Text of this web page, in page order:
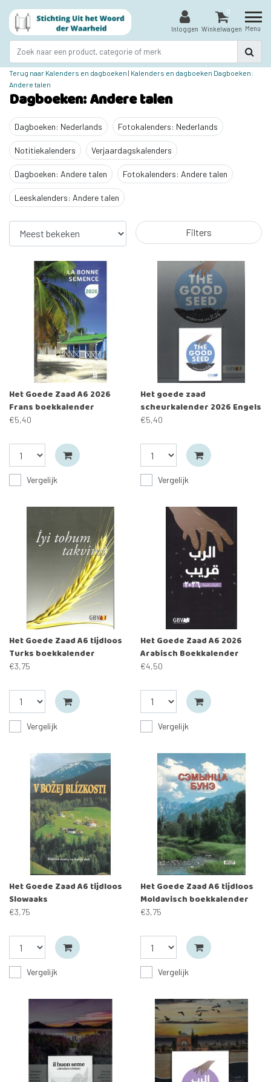
Inloggen
0
Winkelwagen Menu
Terug naar Kalenders en dagboeken | Kalenders en dagboeken Dagboeken:
Andere talen
Dagboeken: Andere talen
Dagboeken: Nederlands Fotokalenders: Nederlands
Notitiekalenders Verjaardagskalenders
Dagboeken: Andere talen Fotokalenders: Andere talen
Leeskalenders: Andere talen
Filters
Het Goede Zaad A6 2026
Frans boekkalender
€5,40
Vergelijk
Het goede zaad
scheurkalender 2026 Engels
€5,40
Vergelijk
Het Goede Zaad A6 tijdloos
Turks boekkalender
€3,75
Vergelijk
Het Goede Zaad A6 2026
Arabisch Boekkalender
€4,50
Vergelijk
Het Goede Zaad A6 tijdloos
Slowaaks
€3,75
Vergelijk
Het Goede Zaad A6 tijdloos
Moldavisch boekkalender
€3,75
Vergelijk